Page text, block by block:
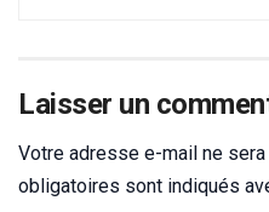
Laisser un
Votre adresse e-mail ne
obligatoires sont indiqués